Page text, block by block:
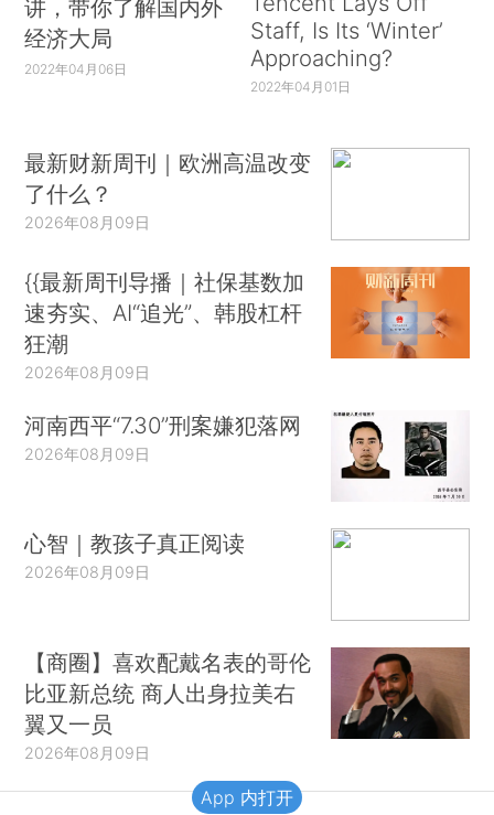
讲，带你了解国内外
经济大局
2022年04月06日
Staff, Is Its ‘Winter’
Approaching?
2022年04月01日
最新财新周刊｜欧洲高温改变
了什么？
2026年08月09日
{{最新周刊导播｜社保基数加
速夯实、AI“追光”、韩股杠杆
狂潮
2026年08月09日
河南西平“7.30”刑案嫌犯落网
2026年08月09日
心智｜教孩子真正阅读
2026年08月09日
【商圈】喜欢配戴名表的哥伦
比亚新总统 商人出身拉美右
翼又一员
2026年08月09日
App 内打开